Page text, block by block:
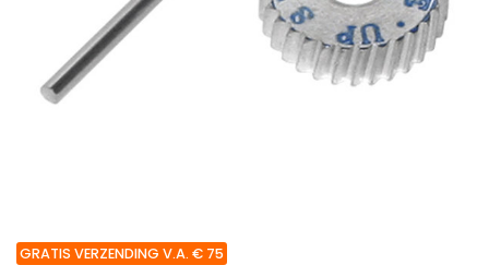
GRATIS VERZENDING V.A. € 75